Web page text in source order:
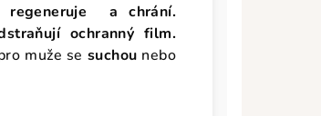
a chrání.
ochranný film.
muže se suchou nebo